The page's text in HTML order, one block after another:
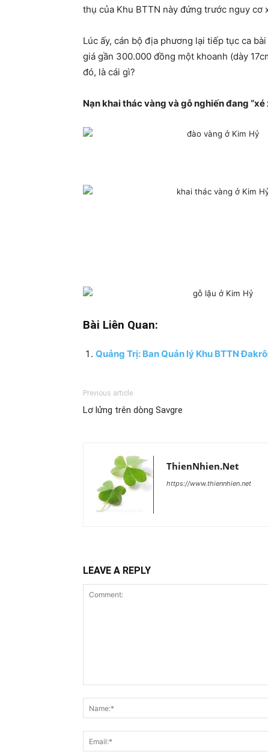
thụ của Khu BTTN này đứng trước nguy cơ
Lúc ấy, cán bộ địa phương lại tiếp tục ca
giá gần 300.000 đồng một khoanh (dày
đó, là cái gì?
Nạn khai thác vàng và gỗ nghiến đang “xé
Bài Liên Quan:
Quảng Trị: Ban Quản lý Khu BTTN
Previous article
Lơ lửng trên dòng Savgre
ThienNhien.Net
https://www.thiennhien.net
LEAVE A REPLY